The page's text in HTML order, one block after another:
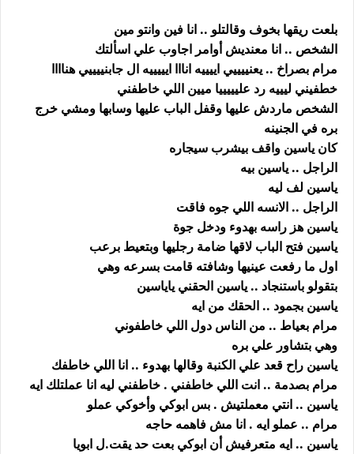
بلعت ريقها بخوف وقالتلو .. انا فين وانتو مين
الشخص .. انا معنديش أوامر اجاوب علي اسألتك
مرام بصراخ .. يعنييييي اييييه انااا ايييييه ال جابنييييي هناااا
خطفيني ليييه رد عليييييا ميين اللي خاطفني
الشخص ماردش عليها وقفل الباب عليها وسابها ومشي خرج
بره في الجنينه
كان ياسين واقف بيشرب سيجاره
الراجل .. ياسين بيه
ياسين لف ليه
الراجل .. الانسه اللي جوه فاقت
ياسين هز راسه بهدوء ودخل جوة
ياسين فتح الباب لاقها ضامة رجليها وبتعيط برعب
اول ما رفعت عينيها وشافته قامت بسرعه وهي
بتقولو باستنجاد .. ياسين الحقني ياياسين
ياسين بجمود .. الحقك من ايه
مرام بعياط .. من الناس دول اللي خاطفوني
وهي بتشاور علي بره
ياسين راح قعد علي الكنبة وقالها بهدوء .. انا اللي خاطفك
مرام بصدمة .. انت اللي خاطفني . خاطفني ليه انا عملتلك ايه
ياسين .. انتي معملتيش . بس ابوكي وأخوكي عملو
مرام .. عملو ايه . انا مش فاهمه حاجه
ياسين .. ايه متعرفيش أن ابوكي بعت حد يقت.ل ابويا